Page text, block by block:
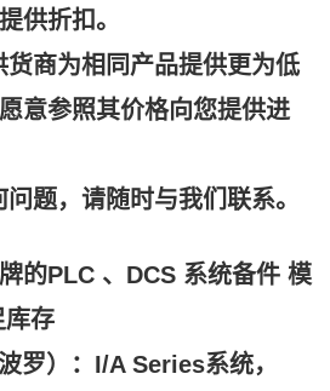
供折扣。
商为相同产品提供更为低
意参照其价格向您提供进
题，请随时与我们联系。
的PLC 、DCS 系统备件 模
库存
罗）：I/A Series系统，